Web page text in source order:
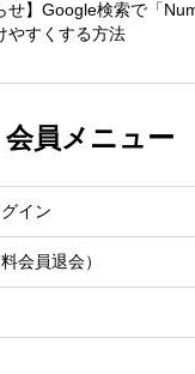
せ】Google検索で「
やすくする方法
会員メニュー
イン
会員退会）